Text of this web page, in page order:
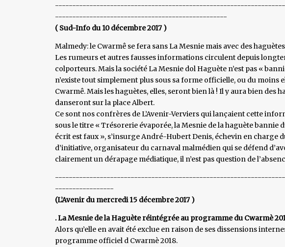
--------------------------------------------------
( Sud-Info du 10 décembre 2017 )
Malmedy: le Cwarmê se fera sans La Mesnie mais avec des haguètes
Les rumeurs et autres fausses informations circulent depuis
colporteurs. Mais la société La Mesnie dol Haguète n’est pas «
n’existe tout simplement plus sous sa forme officielle, ou du moins
Cwarmê. Mais les haguètes, elles, seront bien là ! Il y aura bien des
danseront sur la place Albert.
Ce sont nos confrères de L’Avenir-Verviers qui lançaient cette
sous le titre « Trésorerie évaporée, la Mesnie de la haguète bannie
écrit est faux », s’insurge André-Hubert Denis, échevin en charge
d’initiative, organisateur du carnaval malmédien qui se défend
clairement un dérapage médiatique, il n’est pas question de
-----------------
(L’Avenir du mercredi 15 décembre 2017 )
. La Mesnie de la Haguète réintégrée au programme du Cwarmè
Alors qu’elle en avait été exclue en raison de ses dissensions
programme officiel d Cwarmè 2018.